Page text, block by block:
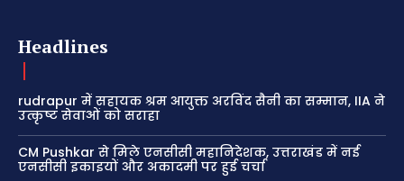
Headlines
rudrapur में सहायक श्रम आयुक्त अरविंद सैनी का सम्मान, IIA ने
उत्कृष्ट सेवाओं को सराहा
CM Pushkar से मिले एनसीसी महानिदेशक, उत्तराखंड में नई
एनसीसी इकाइयों और अकादमी पर हुई चर्चा